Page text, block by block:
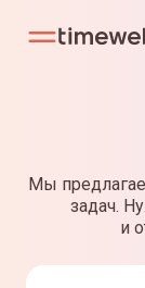
Мы
задач.
и